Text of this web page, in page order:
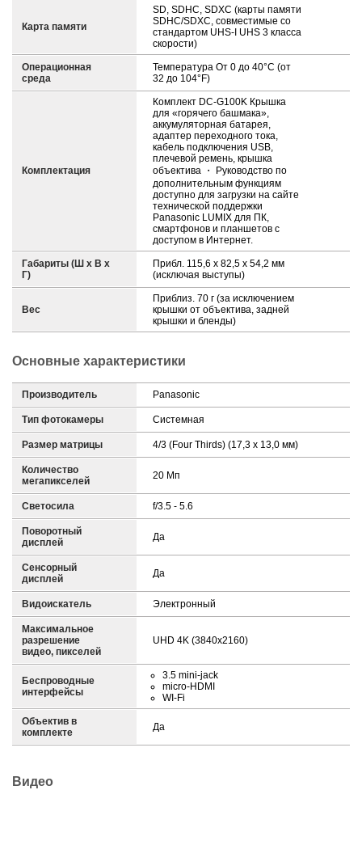
Карта памяти
SD, SDHC, SDXC (карты памяти
SDHC/SDXC, совместимые со
стандартом UHS-I UHS 3 класса
скорости)
Операционная
среда
Температура От 0 до 40°С (от
32 до 104°F)
Комплектация
Комплект DC-G100K Крышка
для «горячего башмака»,
аккумуляторная батарея,
адаптер переходного тока,
кабель подключения USB,
плечевой ремень, крышка
объектива ・ Руководство по
дополнительным функциям
доступно для загрузки на сайте
технической поддержки
Panasonic LUMIX для ПК,
смартфонов и планшетов с
доступом в Интернет.
Габариты (Ш х В х
Г)
Прибл. 115,6 x 82,5 x 54,2 мм
(исключая выступы)
Вес
Приблиз. 70 г (за исключением
крышки от объектива, задней
крышки и бленды)
Основные характеристики
Производитель Panasonic
Тип фотокамеры Системная
Размер матрицы 4/3 (Four Thirds) (17,3 x 13,0 мм)
Количество
мегапикселей
20 Мп
Светосила f/3.5 - 5.6
Поворотный
дисплей
Да
Сенсорный
дисплей
Да
Видоискатель Электронный
Максимальное
разрешение
видео, пикселей
UHD 4K (3840x2160)
Беспроводные
интерфейсы
3.5 mini-jack
micro-HDMI
WI-Fi
Объектив в
комплекте
Да
Видео